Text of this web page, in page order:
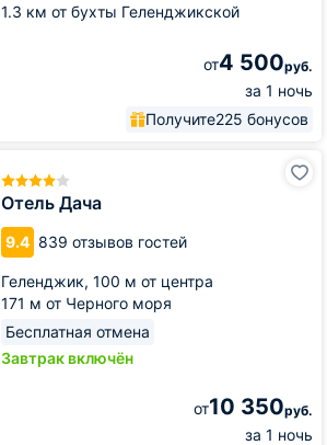
1.3 км от бухты Геленджикской
от4 500руб.
за 1 ночь
Получите225 бонусов
Отель Дача
9.4 839 отзывов гостей
Геленджик, 100 м от центра
171 м от Черного моря
Бесплатная отмена
Завтрак включён
от10 350руб.
за 1 ночь